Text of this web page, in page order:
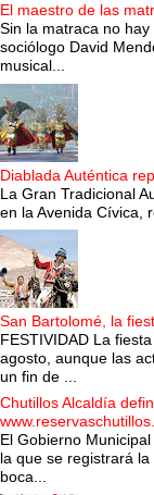
El maestro de las
Sin la matraca no
sociólogo David
musical...
Diablada Auténtica
La Gran Tradicional
en la Avenida Cívica,
San Bartolomé, la
FESTIVIDAD La
agosto, aunque las
un fin de ...
Chutillos Alcaldía
El Gobierno
la que se registrará
boca...